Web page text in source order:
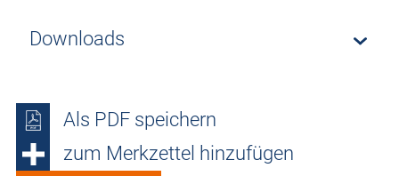
Downloads
Als PDF speichern
zum Merkzettel hinzufügen